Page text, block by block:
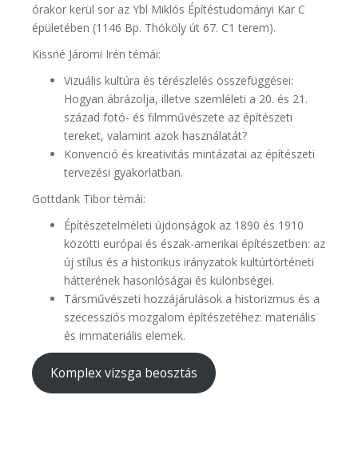
órakor kerül sor az Ybl Miklós Építéstudományi Kar C
épületében (1146 Bp. Thököly út 67. C1 terem).
Kissné Járomi Irén témái:
Vizuális kultúra és térészlelés összefüggései:
Hogyan ábrázolja, illetve szemléleti a 20. és 21.
század fotó- és filmművészete az építészeti
tereket, valamint azok használatát?
Konvenció és kreativitás mintázatai az építészeti
tervezési gyakorlatban.
Gottdank Tibor témái:
Építészetelméleti újdonságok az 1890 és 1910
közötti európai és észak-amerikai építészetben: az
új stílus és a historikus irányzatok kultúrtörténeti
hátterének hasonlóságai és különbségei.
Társművészeti hozzájárulások a historizmus és a
szecessziós mozgalom építészetéhez: materiális
és immateriális elemek.
Komplex vizsga beosztás